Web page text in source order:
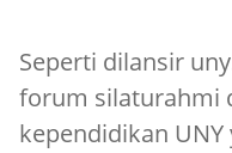
Seperti dilansir
forum silaturahmi
kependidikan